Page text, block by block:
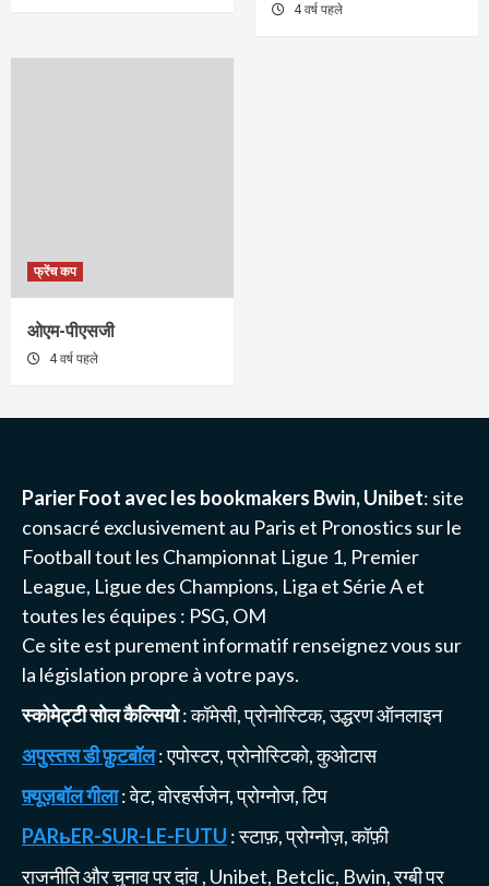
4 वर्ष पहले
फ्रेंच कप
ओएम-पीएसजी
4 वर्ष पहले
Parier Foot avec les bookmakers Bwin, Unibet: site
consacré exclusivement au Paris et Pronostics sur le
Football tout les Championnat Ligue 1, Premier
League, Ligue des Champions, Liga et Série A et
toutes les équipes : PSG, OM
Ce site est purement informatif renseignez vous sur
la législation propre à votre pays.
स्कोमेट्टी सोल कैल्सियो: कॉमेसी, प्रोनोस्टिक, उद्धरण ऑनलाइन
अपुस्तस डी फ़ुटबॉल: एपोस्टर, प्रोनोस्टिको, कुओटास
फ़्यूज़बॉल गीला: वेट, वोरहर्सजेन, प्रोग्नोज, टिप
PARьER-SUR-LE-FUTU : स्टाफ़, प्रोग्नोज़, कॉफ़ी
राजनीति और चुनाव पर दांव, Unibet, Betclic, Bwin, रग्बी पर